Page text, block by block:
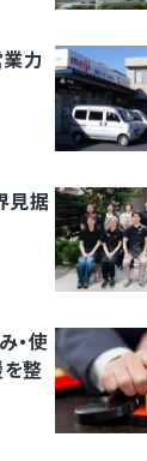
業力
見据
・使
整